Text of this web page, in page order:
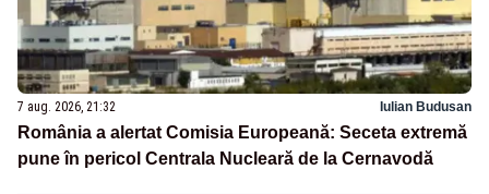
7 aug. 2026, 21:32 Iulian Budusan
România a alertat Comisia Europeană: Seceta extremă
pune în pericol Centrala Nucleară de la Cernavodă